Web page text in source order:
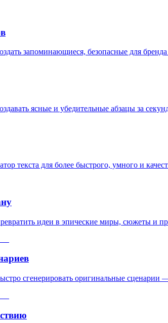
запоминающиеся, безопасные для
ясные и убедительные абзацы за
текста для более быстрого, умного и
идеи в эпические миры, сюжеты и
сгенерировать оригинальные сценарии